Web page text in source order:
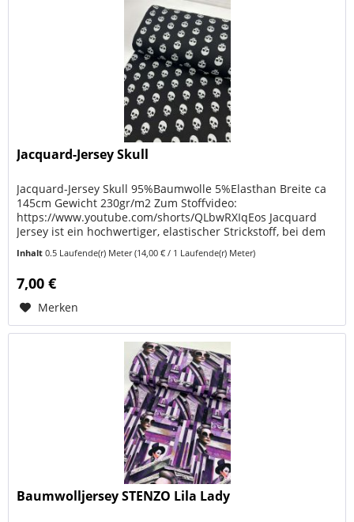
Jacquard-Jersey Skull
Jacquard-Jersey Skull 95%Baumwolle 5%Elasthan Breite ca
145cm Gewicht 230gr/m2 Zum Stoffvideo:
https://www.youtube.com/shorts/QLbwRXIqEos Jacquard
Jersey ist ein hochwertiger, elastischer Strickstoff, bei dem
Inhalt0.5 Laufende(r) Meter(14,00 € / 1 Laufende(r) Meter)
7,00 €
Merken
Baumwolljersey STENZO Lila Lady